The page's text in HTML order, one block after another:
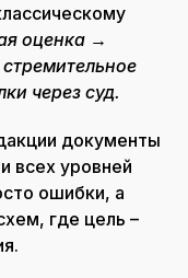
оценка →
через суд.
документы
всех уровней
ошибки, а
где цель –